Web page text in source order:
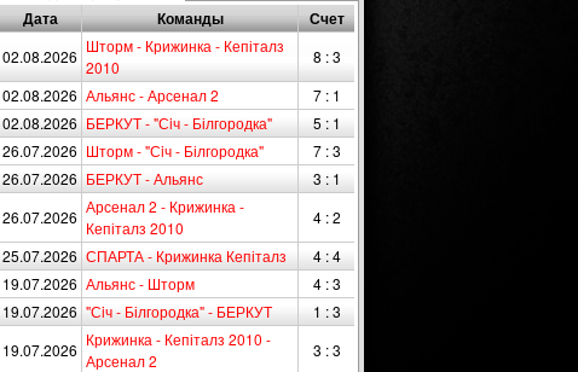
Дата Команды Счет
02.08.2026
Шторм - Крижинка - Кепіталз
2010
8 : 3
02.08.2026 Альянс - Арсенал 2
7 : 1
02.08.2026 БЕРКУТ - "Сiч - Білгородка"
5 : 1
26.07.2026 Шторм - "Сiч - Білгородка"
7 : 3
26.07.2026 БЕРКУТ - Альянс
3 : 1
26.07.2026
Арсенал 2 - Крижинка -
Кепіталз 2010
4 : 2
25.07.2026 СПАРТА - Крижинка Кепіталз
4 : 4
19.07.2026 Альянс - Шторм
4 : 3
19.07.2026 "Сiч - Білгородка" - БЕРКУТ
1 : 3
19.07.2026
Крижинка - Кепіталз 2010 -
Арсенал 2
3 : 3